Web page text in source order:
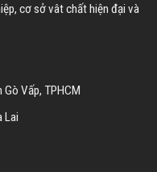
cơ sở vât chất hiện đại và
Gò Vấp, TPHCM
Lai